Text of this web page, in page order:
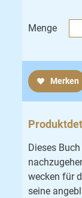
Menge
Merken
Dieses
wecken für
seine